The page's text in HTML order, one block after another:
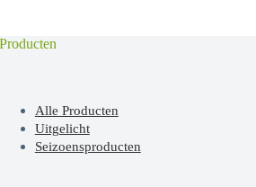
Producten
Alle Producten
Uitgelicht
Seizoensproducten